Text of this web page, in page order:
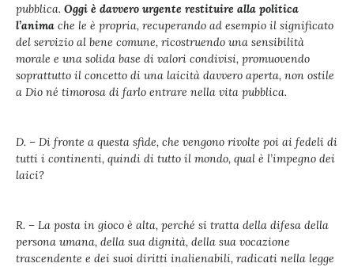
pubblica. Oggi è davvero urgente restituire alla politica
l’anima che le è propria, recuperando ad esempio il significato
del servizio al bene comune, ricostruendo una sensibilità
morale e una solida base di valori condivisi, promuovendo
soprattutto il concetto di una laicità davvero aperta, non ostile
a Dio né timorosa di farlo entrare nella vita pubblica.
D. – Di fronte a questa sfide, che vengono rivolte poi ai fedeli di
tutti i continenti, quindi di tutto il mondo, qual è l’impegno dei
laici?
R. – La posta in gioco è alta, perché si tratta della difesa della
persona umana, della sua dignità, della sua vocazione
trascendente e dei suoi diritti inalienabili, radicati nella legge